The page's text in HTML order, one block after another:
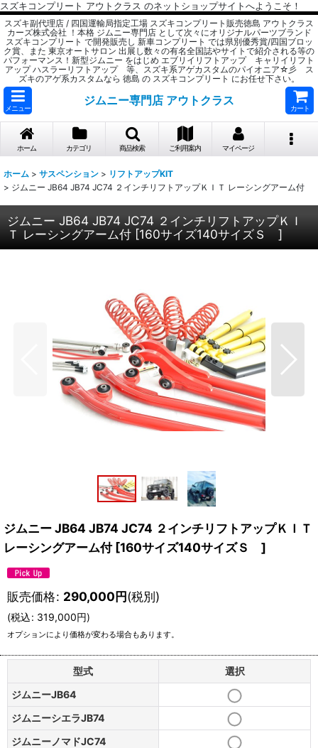
スズキコンプリート アウトクラス のネットショップサイトへようこそ！
スズキ副代理店 / 四国運輸局指定工場 スズキコンプリート販売徳島 アウトクラス
カーズ株式会社 ！本格 ジムニー専門店 として次々にオリジナルパーツブランド
スズキコンプリート で開発販売し 新車コンプリート では県別優秀賞/四国ブロッ
ク賞、また 東京オートサロン 出展し数々の有名全国誌やサイトで紹介される等の
パフォーマンス！新型ジムニー をはじめ エブリイリフトアップ キャリイリフト
アップ ハスラーリフトアップ 等、スズキ系アゲカスタムのパイオニア☆彡 ス
ズキのアゲ系カスタムなら 徳島 の スズキコンプリート にお任せ下さい。
メニュー
ジムニー専門店 アウトクラス
カート
ホーム カテゴリ 商品検索 ご利用案内 マイページ
ホーム > サスペンション > リフトアップKIT
> ジムニー JB64 JB74 JC74 ２インチリフトアップＫＩＴ レーシングアーム付
ジムニー JB64 JB74 JC74 ２インチリフトアップＫＩ
Ｔ レーシングアーム付 [160サイズ140サイズＳ ]
ジムニー JB64 JB74 JC74 ２インチリフトアップＫＩＴ
レーシングアーム付 [160サイズ140サイズＳ ]
販売価格: 290,000円(税別)
(税込: 319,000円)
オプションにより価格が変わる場合もあります。
型式
選択
ジムニーJB64
ジムニーシエラJB74
ジムニーノマドJC74